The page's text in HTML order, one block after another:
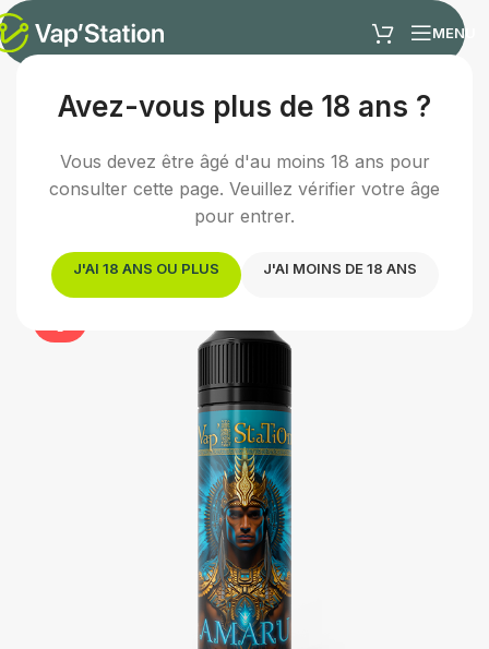
Avez-vous plus de 18 ans ?
Vous devez être âgé d'au moins 18 ans pour
consulter cette page. Veuillez vérifier votre âge
pour entrer.
J'AI 18 ANS OU PLUS J'AI MOINS DE 18 ANS
MENU
Accueil /E-liquides/E-liquide fruité
Fin de série : Ce produit sera prochainement